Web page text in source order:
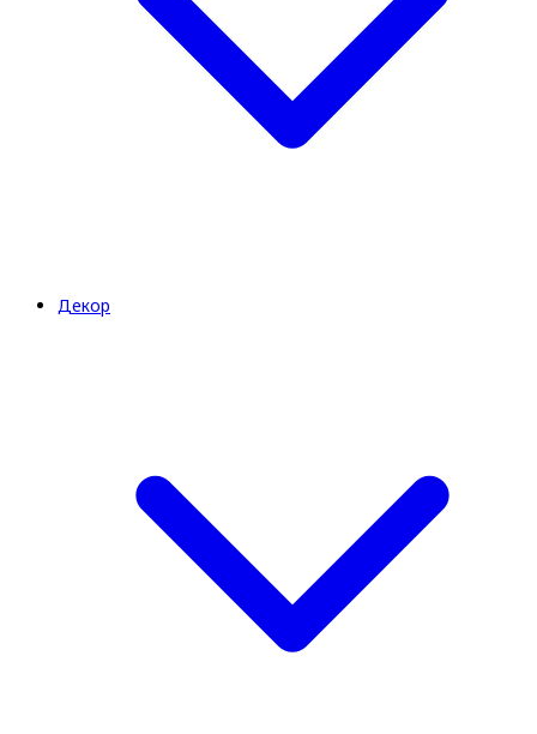
Декор